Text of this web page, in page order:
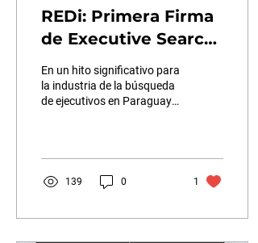
REDi: Primera Firma
de Executive Search
en Paraguay en
Obtener la
Certificación
En un hito significativo para
la industria de la búsqueda
de ejecutivos en Paraguay,
139 0 1